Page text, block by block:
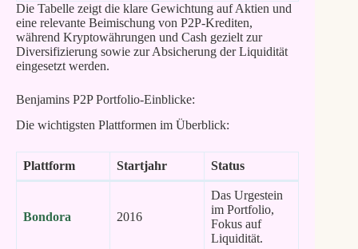
Die Tabelle zeigt die klare Gewichtung auf Aktien und
eine relevante Beimischung von P2P-Krediten,
während Kryptowährungen und Cash gezielt zur
Diversifizierung sowie zur Absicherung der Liquidität
eingesetzt werden.
Benjamins P2P Portfolio-Einblicke:
Die wichtigsten Plattformen im Überblick:
Plattform Startjahr Status
Bondora 2016
Das Urgestein
im Portfolio,
Fokus auf
Liquidität.